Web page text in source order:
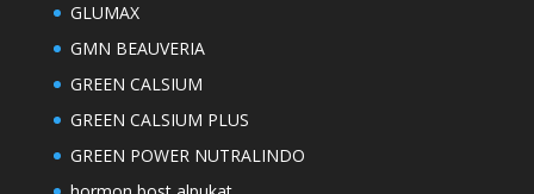
GLUMAX
GMN BEAUVERIA
GREEN CALSIUM
GREEN CALSIUM PLUS
GREEN POWER NUTRALINDO